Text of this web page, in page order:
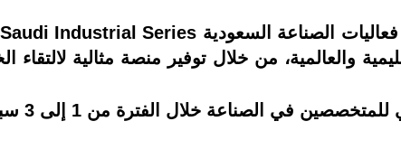
والعالمية، من خلال توفير منصة مثالية
خلال الفترة من 1 إلى 3 سبتمبر 2025م في مركز الرياض الدولي للمؤتمرات والمعارض.